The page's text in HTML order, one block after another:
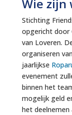
Wie zijn
Stichting
opgericht door
van Loveren.
organiseren
jaarlijkse
evenement
binnen het
mogelijk geld
het deelnemen